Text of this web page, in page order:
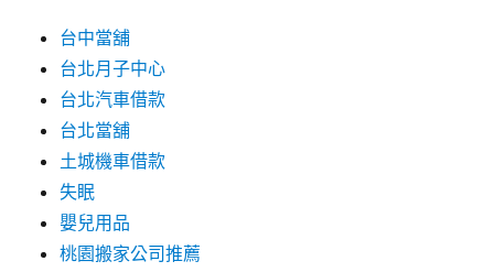
台中當舖
台北月子中心
台北汽車借款
台北當舖
土城機車借款
失眠
嬰兒用品
桃園搬家公司推薦